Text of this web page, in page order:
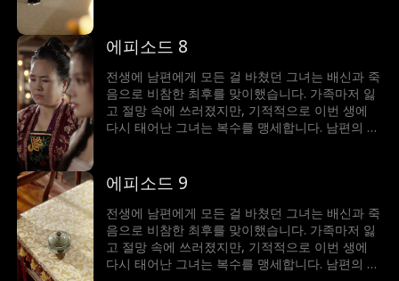
수극을 지켜보세요.
에피소드 8
전생에 남편에게 모든 걸 바쳤던 그녀는 배신과 죽
음으로 비참한 최후를 맞이했습니다. 가족마저 잃
고 절망 속에 쓰러졌지만, 기적적으로 이번 생에
다시 태어난 그녀는 복수를 맹세합니다. 남편의 정
수극을 지켜보세요.
에피소드 9
전생에 남편에게 모든 걸 바쳤던 그녀는 배신과 죽
음으로 비참한 최후를 맞이했습니다. 가족마저 잃
고 절망 속에 쓰러졌지만, 기적적으로 이번 생에
다시 태어난 그녀는 복수를 맹세합니다. 남편의 정